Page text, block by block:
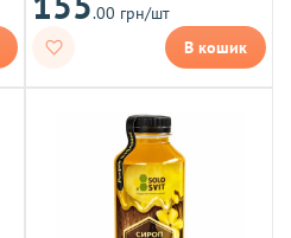
.00 грн/шт
В кошик